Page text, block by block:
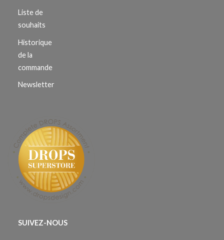
Liste de
souhaits
Historique
de la
commande
Newsletter
SUIVEZ-NOUS